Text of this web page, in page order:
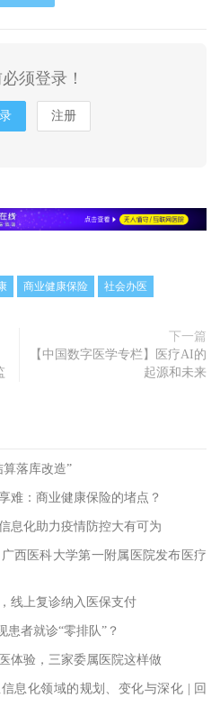
须登录！
注册
商业健康保险 社会办医
下一篇
【中国数字医学专栏】医疗AI的
起源和未来
落库改造”
难：商业健康保险的堵点？
息化助力疫情防控大有可为
西医科大学第一附属医院发布医疗
线上复诊纳入医保支付
者就诊“零排队”？
体验，三家委属医院这样做
息化领域的规划、变化与深化 | 回